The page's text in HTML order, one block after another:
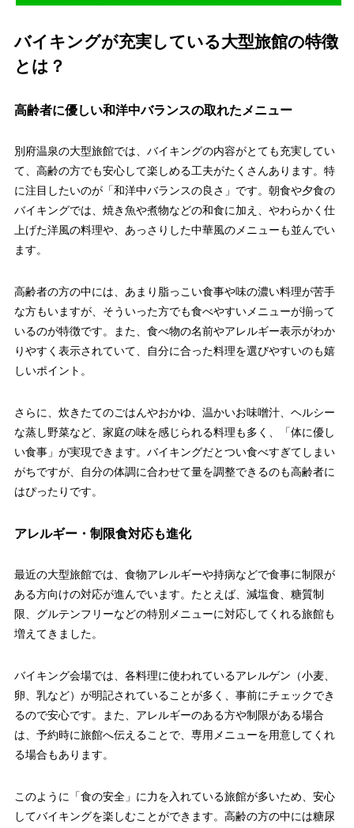
バイキングが充実している大型旅館の特徴
とは？
高齢者に優しい和洋中バランスの取れたメニュー
別府温泉の大型旅館では、バイキングの内容がとても充実してい
て、高齢の方でも安心して楽しめる工夫がたくさんあります。特
に注目したいのが「和洋中バランスの良さ」です。朝食や夕食の
バイキングでは、焼き魚や煮物などの和食に加え、やわらかく仕
上げた洋風の料理や、あっさりした中華風のメニューも並んでい
ます。
高齢者の方の中には、あまり脂っこい食事や味の濃い料理が苦手
な方もいますが、そういった方でも食べやすいメニューが揃って
いるのが特徴です。また、食べ物の名前やアレルギー表示がわか
りやすく表示されていて、自分に合った料理を選びやすいのも嬉
しいポイント。
さらに、炊きたてのごはんやおかゆ、温かいお味噌汁、ヘルシー
な蒸し野菜など、家庭の味を感じられる料理も多く、「体に優し
い食事」が実現できます。バイキングだとつい食べすぎてしまい
がちですが、自分の体調に合わせて量を調整できるのも高齢者に
はぴったりです。
アレルギー・制限食対応も進化
最近の大型旅館では、食物アレルギーや持病などで食事に制限が
ある方向けの対応が進んでいます。たとえば、減塩食、糖質制
限、グルテンフリーなどの特別メニューに対応してくれる旅館も
増えてきました。
バイキング会場では、各料理に使われているアレルゲン（小麦、
卵、乳など）が明記されていることが多く、事前にチェックでき
るので安心です。また、アレルギーのある方や制限がある場合
は、予約時に旅館へ伝えることで、専用メニューを用意してくれ
る場合もあります。
このように「食の安全」に力を入れている旅館が多いため、安心
してバイキングを楽しむことができます。高齢の方の中には糖尿